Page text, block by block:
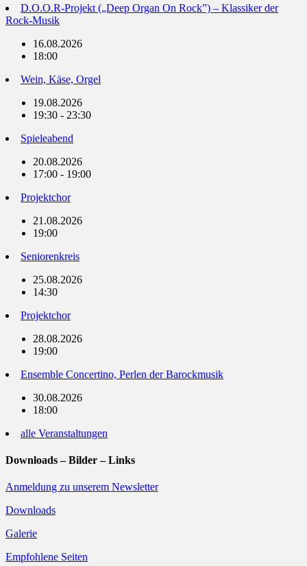
D.O.O.R-Projekt („Deep Organ On Rock”) – Klassiker der
Rock-Musik
16.08.2026
18:00
Wein, Käse, Orgel
19.08.2026
19:30 - 23:30
Spieleabend
20.08.2026
17:00 - 19:00
Projektchor
21.08.2026
19:00
Seniorenkreis
25.08.2026
14:30
Projektchor
28.08.2026
19:00
Ensemble Concertino, Perlen der Barockmusik
30.08.2026
18:00
alle Veranstaltungen
Downloads – Bilder – Links
Anmeldung zu unserem Newsletter
Downloads
Galerie
Empfohlene Seiten